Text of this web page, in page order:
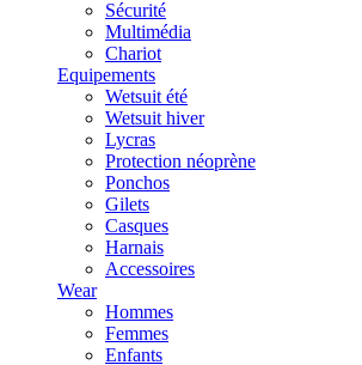
Sécurité
Multimédia
Chariot
Equipements
Wetsuit été
Wetsuit hiver
Lycras
Protection néoprène
Ponchos
Gilets
Casques
Harnais
Accessoires
Wear
Hommes
Femmes
Enfants